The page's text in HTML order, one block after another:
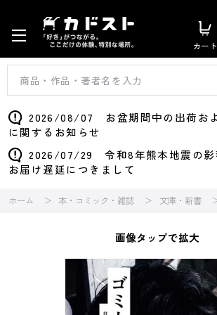
カート
2026/08/07 お盆期間中の出荷お
に関するお知らせ
2026/07/29 令和8年熊本地震の影
お届け遅延につきまして
ホーム 本・コミック・雑誌 文庫・新書
画像タップで拡大